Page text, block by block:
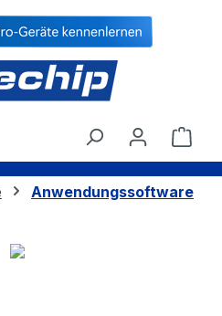
Anwendungssoftware